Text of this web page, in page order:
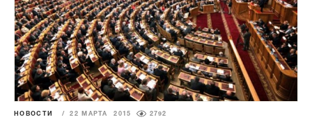
НОВОСТИ / 22 МАРТА 2015 2792